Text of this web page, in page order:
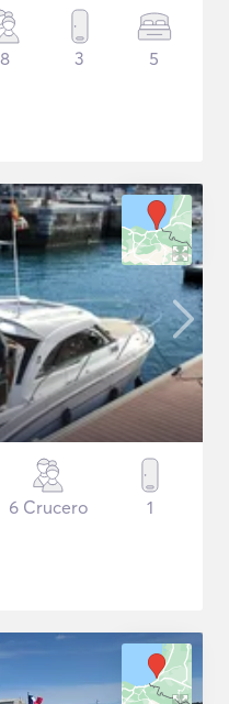
8 3 5
6 Crucero 1